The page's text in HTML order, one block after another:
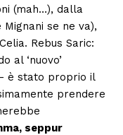
(mah…), dalla
se ne va),
Rebus Saric:
al ‘nuovo’
è stato proprio il
prendere
seppur